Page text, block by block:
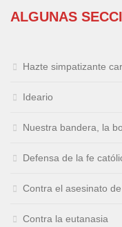
ALGUNAS
Hazte simpatizante
Ideario
Nuestra bandera, la
Defensa de la fe
Contra el asesinato
Contra la eutanasia